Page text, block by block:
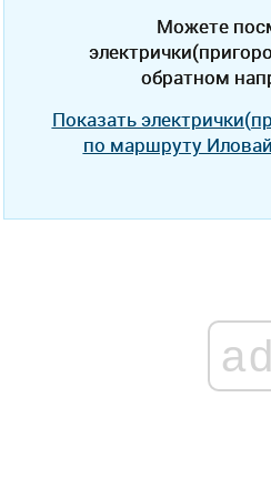
Можете
обратном
Показать
по маршруту
ad